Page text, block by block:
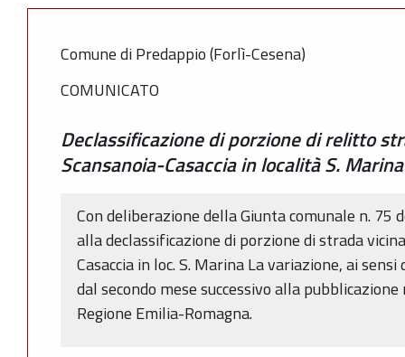
Comune di Predappio (Forlì-Cesena)
COMUNICATO
Declassificazione di porzione di relitto
Scansanoia-Casaccia in località S. Marina
Con deliberazione della Giunta comunale n.
alla declassificazione di porzione di strada
Casaccia in loc. S. Marina La variazione, ai
dal secondo mese successivo alla
Regione Emilia-Romagna.